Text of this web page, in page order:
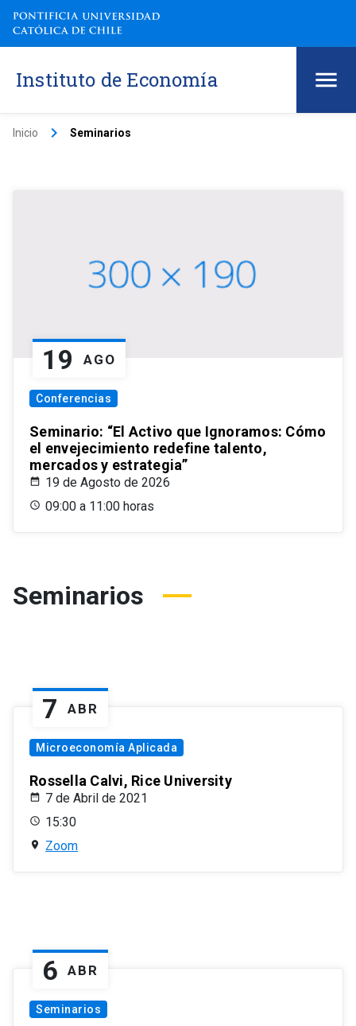
Instituto de Economía
Inicio keyboard_arrow_right Seminarios
19 AGO
Conferencias
Seminario: “El Activo que Ignoramos: Cómo
el envejecimiento redefine talento,
mercados y estrategia”
19 de Agosto de 2026
09:00 a 11:00 horas
Seminarios
7 ABR
Microeconomía Aplicada
Rossella Calvi, Rice University
7 de Abril de 2021
15:30
Zoom
6 ABR
Seminarios